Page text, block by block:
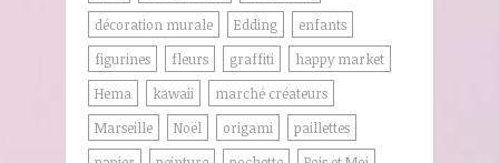
décoration murale
Edding
enfants
figurines
fleurs graffiti
happy market
Hema
kawaii
marché créateurs
Marseille
Noël origami
paillettes